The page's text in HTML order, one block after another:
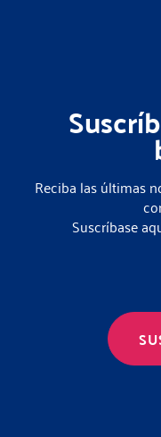
Reciba las últimas
Suscríbase